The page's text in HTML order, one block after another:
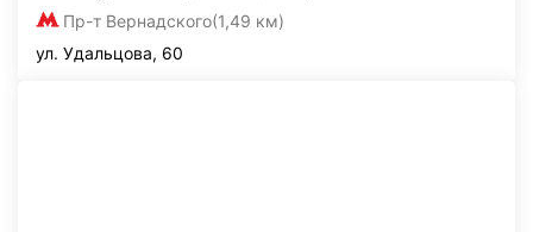
Пр-т Вернадского(1,49 км)
ул. Удальцова, 60